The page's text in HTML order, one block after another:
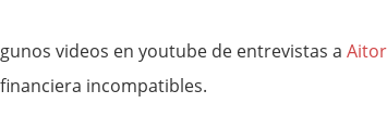
videos en youtube de entrevistas a Aitor
incompatibles.